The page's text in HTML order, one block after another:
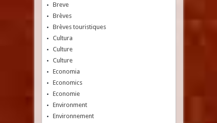
Breve
Brèves
Brèves touristiques
Cultura
Culture
Culture
Economia
Economics
Economie
Environment
Environnement